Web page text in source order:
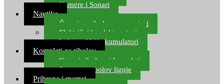
Kamere i Sonari
Nautika
Čamci za ribolov, gumenjaci
Električni brodski motori
Lithium ION akumulatori
Kompleti za ribolov
Gotovi ribolovni kompleti
Setovi za ribolov lignje
Prihrana i mamci